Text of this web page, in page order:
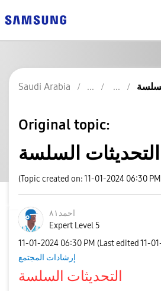
Saudi Arabia
Original topic:
التحديثات السلسة
(Topic created on: 11-01-2024 06:30
احمد٨١
Expert Level 5
‎11-01-2024 06:30 PM (Last edited ‎11-
إرشادات المجتمع
التحديثات السلسة